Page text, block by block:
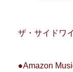
ザ・サイドワ
●Amazon